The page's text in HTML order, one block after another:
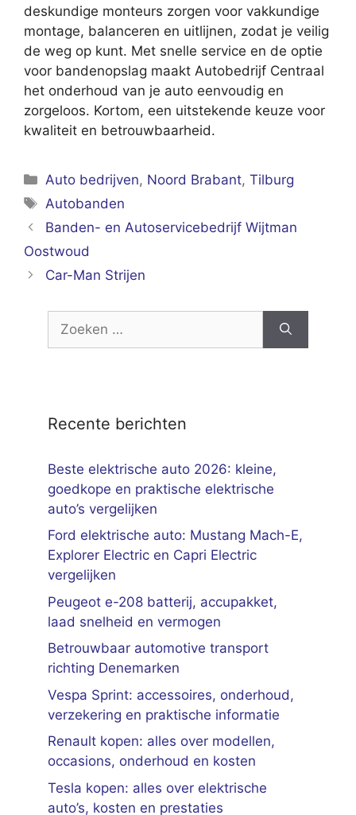
deskundige monteurs zorgen voor vakkundige
montage, balanceren en uitlijnen, zodat je veilig
de weg op kunt. Met snelle service en de optie
voor bandenopslag maakt Autobedrijf Centraal
het onderhoud van je auto eenvoudig en
zorgeloos. Kortom, een uitstekende keuze voor
kwaliteit en betrouwbaarheid.
Categorieën
Auto bedrijven, Noord Brabant,Tilburg
Tags
Autobanden
Banden- en Autoservicebedrijf Wijtman
Oostwoud
Car-Man Strijen
naar:
Recente berichten
Beste elektrische auto 2026: kleine,
goedkope en praktische elektrische
auto’s vergelijken
Ford elektrische auto: Mustang Mach-E,
Explorer Electric en Capri Electric
vergelijken
Peugeot e-208 batterij, accupakket,
laad snelheid en vermogen
Betrouwbaar automotive transport
richting Denemarken
Vespa Sprint: accessoires, onderhoud,
verzekering en praktische informatie
Renault kopen: alles over modellen,
occasions, onderhoud en kosten
Tesla kopen: alles over elektrische
auto’s, kosten en prestaties